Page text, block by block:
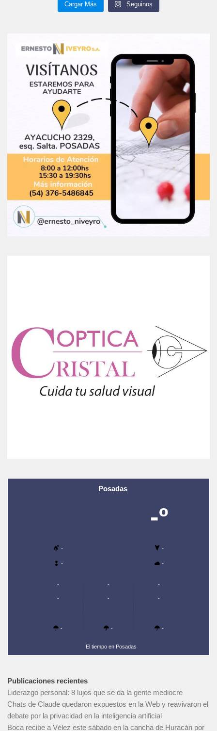
Cargar Más Seguinos
Posadas
-º
- -
- -
-
-
-
-
-
-
-
-
-
El tiempo en Posadas
Publicaciones recientes
Liderazgo personal: 8 lujos que se da la gente mediocre
Chats de Claude quedaron expuestos en la Web y reavivaron el
debate por la privacidad en la inteligencia artificial
Boca recibe a Vélez este sábado en la cancha de Huracán por